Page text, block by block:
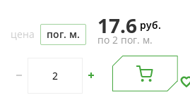
цена пог. м. 17.6 руб.
по 2 пог. м.